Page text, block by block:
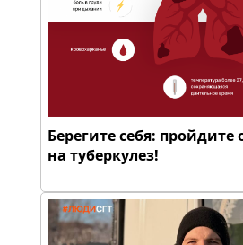
Берегите себя: пройдите
на туберкулез!